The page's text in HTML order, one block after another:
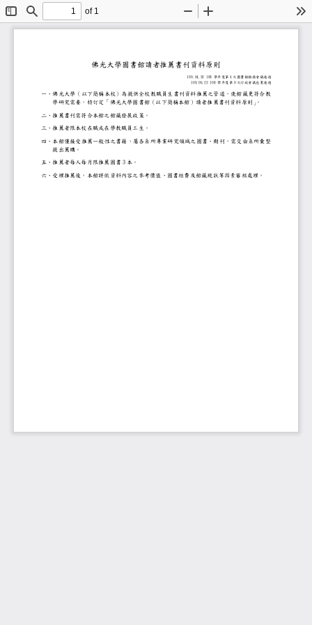
Toggle
Sidebar
Find
of 1
Zoom
Out
In
佛光大學圖書館讀者推薦書刊資料原則
109.04.20 108
學年度第
4 次圖書館館務會議通過
109.06.23 108
學年度第
9 次行政會議包裹通過
一、佛光大學（以下簡稱本校）為提供全校教職員生書刊資料推薦
學研究需要，特訂定「佛光大學圖書館（以下簡稱本館）讀者推
。
二、推薦書刊需符合本館之館藏發展政策
。
三、推薦者限本校在職或在學教職員工生
。
四、本館僅接受推薦一般性之書籍，屬各系所專業研究領域之圖書
提出薦購。
五、推薦者每人每月限推薦
圖書
3 本 。
六、受理推薦後，本館將依資料內容之參考價值、圖書經費及館藏現